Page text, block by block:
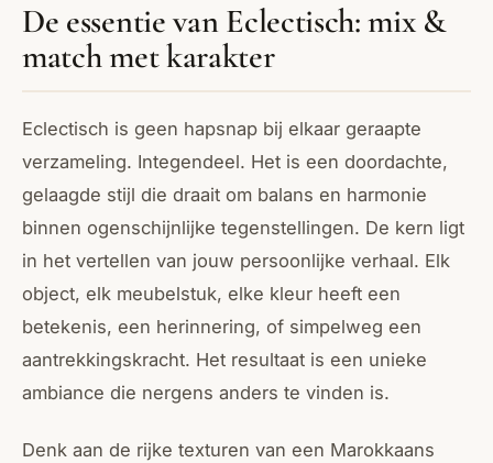
De essentie van Eclectisch: mix &
match met karakter
Eclectisch is geen hapsnap bij elkaar geraapte
verzameling. Integendeel. Het is een doordachte,
gelaagde stijl die draait om balans en harmonie
binnen ogenschijnlijke tegenstellingen. De kern ligt
in het vertellen van jouw persoonlijke verhaal. Elk
object, elk meubelstuk, elke kleur heeft een
betekenis, een herinnering, of simpelweg een
aantrekkingskracht. Het resultaat is een unieke
ambiance die nergens anders te vinden is.
Denk aan de rijke texturen van een Marokkaans